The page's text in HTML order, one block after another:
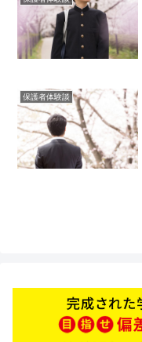
保護者体験談